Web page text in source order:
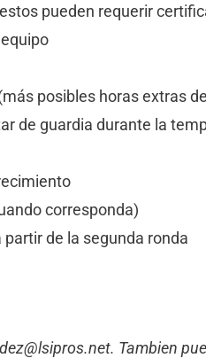
pueden requerir
posibles horas extras
de guardia durante la
corresponda)
de la segunda ronda
. Tambien